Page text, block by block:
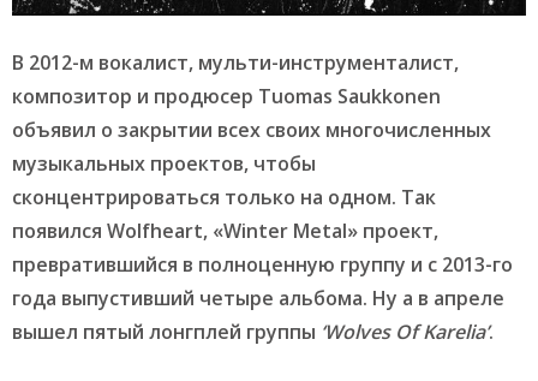
В 2012-м вокалист, мульти-инструменталист,
композитор и продюсер Tuomas Saukkonen
объявил о закрытии всех своих многочисленных
музыкальных проектов, чтобы
сконцентрироваться только на одном. Так
появился Wolfheart, «Winter Metal» проект,
превратившийся в полноценную группу и с 2013-го
года выпустивший четыре альбома. Ну а в апреле
вышел пятый лонгплей группы ‘Wolves OfKarelia’.